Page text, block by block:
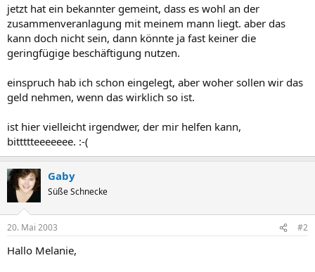
jetzt hat ein bekannter gemeint, dass es wohl an der
zusammenveranlagung mit meinem mann liegt. aber das
kann doch nicht sein, dann könnte ja fast keiner die
geringfügige beschäftigung nutzen.
einspruch hab ich schon eingelegt, aber woher sollen wir das
geld nehmen, wenn das wirklich so ist.
ist hier vielleicht irgendwer, der mir helfen kann,
bittttteeeeeee. :-(
Gaby
Süße Schnecke
20. Mai 2003 #2
Hallo Melanie,